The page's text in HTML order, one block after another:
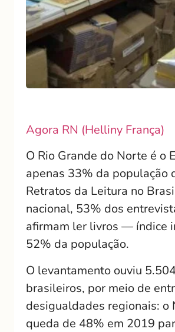
Agora RN (Helliny França)
O Rio Grande do Norte é o
apenas 33% da população
Retratos da Leitura no
nacional, 53% dos
afirmam ler livros — índice
52% da população.
O levantamento ouviu
brasileiros, por meio de
desigualdades regionais: o
queda de 48% em 2019